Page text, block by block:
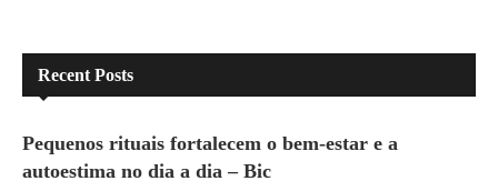
Recent Posts
Pequenos rituais fortalecem o bem-estar e a
autoestima no dia a dia – Bic